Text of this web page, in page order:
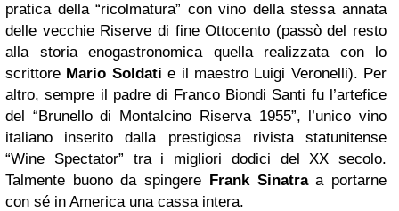
pratica della “ricolmatura” con vino della stessa annata
delle vecchie Riserve di fine Ottocento (passò del resto
alla storia enogastronomica quella realizzata con lo
scrittore Mario Soldati e il maestro Luigi Veronelli). Per
altro, sempre il padre di Franco Biondi Santi fu l’artefice
del “Brunello di Montalcino Riserva 1955”, l’unico vino
italiano inserito dalla prestigiosa rivista statunitense
“Wine Spectator” tra i migliori dodici del XX secolo.
Talmente buono da spingere Frank Sinatraa portarne
con sé in America una cassa intera.